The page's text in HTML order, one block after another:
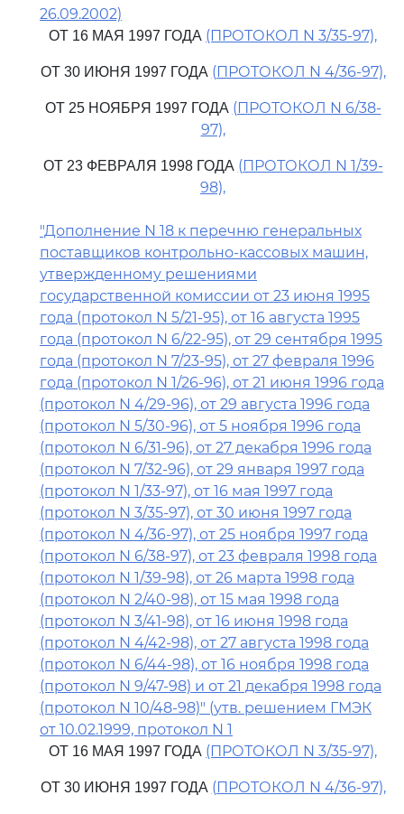
26.09.2002)
ОТ 16 МАЯ 1997 ГОДА (ПРОТОКОЛ N 3/35-97),
ОТ 30 ИЮНЯ 1997 ГОДА (ПРОТОКОЛ N 4/36-97),
ОТ 25 НОЯБРЯ 1997 ГОДА (ПРОТОКОЛ N 6/38-
97),
ОТ 23 ФЕВРАЛЯ 1998 ГОДА (ПРОТОКОЛ N 1/39-
98),
"Дополнение N 18 к перечню генеральных
поставщиков контрольно-кассовых машин,
утвержденному решениями
государственной комиссии от 23 июня 1995
года (протокол N 5/21-95), от 16 августа 1995
года (протокол N 6/22-95), от 29 сентября 1995
года (протокол N 7/23-95), от 27 февраля 1996
года (протокол N 1/26-96), от 21 июня 1996 года
(протокол N 4/29-96), от 29 августа 1996 года
(протокол N 5/30-96), от 5 ноября 1996 года
(протокол N 6/31-96), от 27 декабря 1996 года
(протокол N 7/32-96), от 29 января 1997 года
(протокол N 1/33-97), от 16 мая 1997 года
(протокол N 3/35-97), от 30 июня 1997 года
(протокол N 4/36-97), от 25 ноября 1997 года
(протокол N 6/38-97), от 23 февраля 1998 года
(протокол N 1/39-98), от 26 марта 1998 года
(протокол N 2/40-98), от 15 мая 1998 года
(протокол N 3/41-98), от 16 июня 1998 года
(протокол N 4/42-98), от 27 августа 1998 года
(протокол N 6/44-98), от 16 ноября 1998 года
(протокол N 9/47-98) и от 21 декабря 1998 года
(протокол N 10/48-98)" (утв. решением ГМЭК
от 10.02.1999, протокол N 1
ОТ 16 МАЯ 1997 ГОДА (ПРОТОКОЛ N 3/35-97),
ОТ 30 ИЮНЯ 1997 ГОДА (ПРОТОКОЛ N 4/36-97),